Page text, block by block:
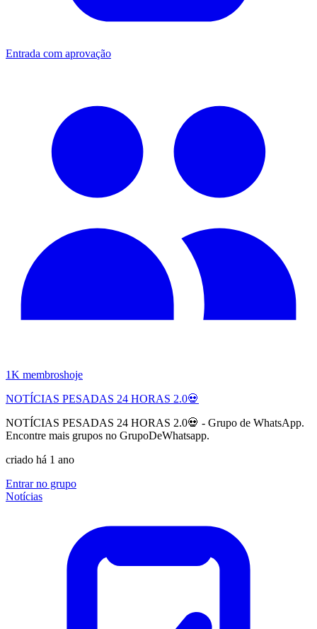
Entrada com aprovação
1K membroshoje
NOTÍCIAS PESADAS 24 HORAS 2.0💀
NOTÍCIAS PESADAS 24 HORAS 2.0💀 - Grupo de WhatsApp.
Encontre mais grupos no GrupoDeWhatsapp.
criado há 1 ano
Entrar no grupo
Notícias